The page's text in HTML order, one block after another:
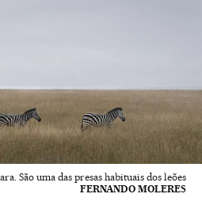
São uma das presas habituais dos leões
FERNANDO MOLERES